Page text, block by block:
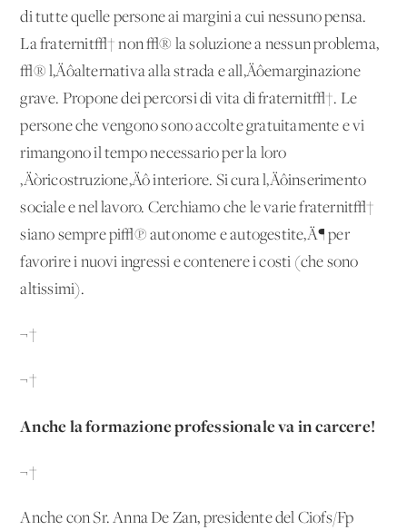
di tutte quelle persone ai margini a cui nessuno pensa.
La fraternit√† non √® la soluzione a nessun problema,
√® l‚Äôalternativa alla strada e all‚Äôemarginazione
grave. Propone dei percorsi di vita di fraternit√†. Le
persone che vengono sono accolte gratuitamente e vi
rimangono il tempo necessario per la loro
‚Äòricostruzione‚Äô interiore. Si cura l‚Äôinserimento
sociale e nel lavoro. Cerchiamo che le varie fraternit√†
siano sempre pi√π autonome e autogestite‚Ä¶ per
favorire i nuovi ingressi e contenere i costi (che sono
altissimi).
¬†
¬†
Anche la formazione professionale va in carcere!
¬†
Anche con Sr. Anna De Zan, presidente del Ciofs/Fp